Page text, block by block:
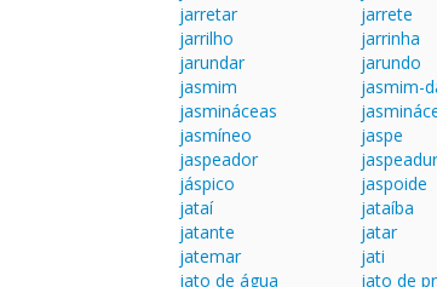
jarretar
jarrete
jarrilho
jarrinha
jarundar
jarundo
jasmim
jasmim-
jasmináceas
jasmíneo
jaspe
jaspeador
jáspico
jaspoide
jataí
jataíba
jatante
jatar
jatemar
jati
jato de água
jato de